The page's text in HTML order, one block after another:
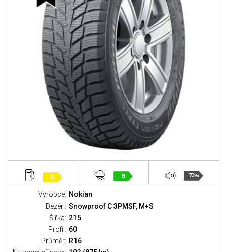
D B 73dB
Výrobce: Nokian
Dezén: Snowproof C 3PMSF, M+S
Šířka: 215
Profil: 60
Průměr: R16